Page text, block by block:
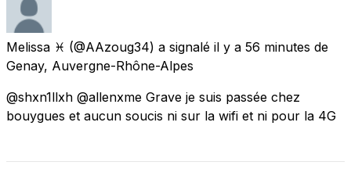
Melissa ♓️ (@AAzoug34) a signalé il y a 56 minutes de
Genay, Auvergne-Rhône-Alpes
@shxn1llxh @allenxme Grave je suis passée chez
bouygues et aucun soucis ni sur la wifi et ni pour la 4G